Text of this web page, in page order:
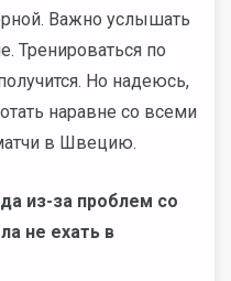
Важно услышать
Тренироваться по
Но надеюсь,
наравне со всеми
в Швецию.
из-за проблем со
не ехать в